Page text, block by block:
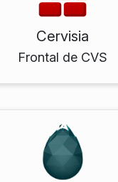
Cervisia
Frontal de CVS